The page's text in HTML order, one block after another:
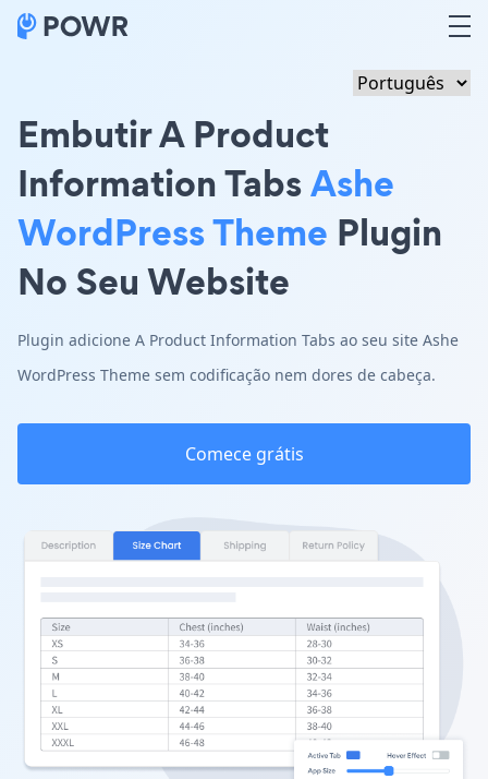
Embutir A Product
Information TabsAshe
WordPress Theme Plugin
No Seu Website
Plugin adicione A Product Information Tabs ao seu site Ashe
WordPress Theme sem codificação nem dores de cabeça.
Comece grátis